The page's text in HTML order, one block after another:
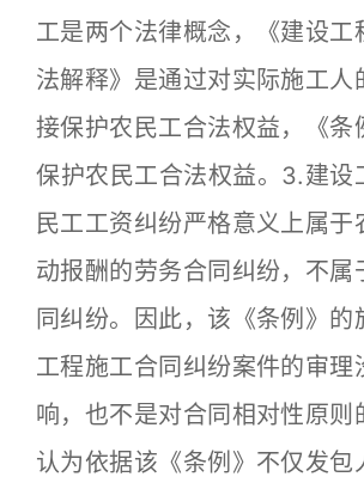
工是两个法律概念，《建设工
法解释》是通过对实际施工人
接保护农民工合法权益，《条
保护农民工合法权益。3.建设
民工工资纠纷严格意义上属于
动报酬的劳务合同纠纷，不属
同纠纷。因此，该《条例》的
工程施工合同纠纷案件的审理
响，也不是对合同相对性原则
认为依据该《条例》不仅发包